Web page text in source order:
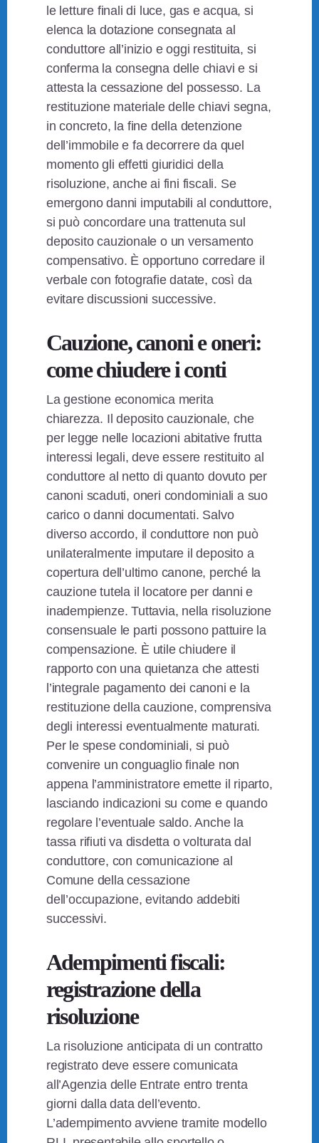
le letture finali di luce, gas e acqua, si
elenca la dotazione consegnata al
conduttore all’inizio e oggi restituita, si
conferma la consegna delle chiavi e si
attesta la cessazione del possesso. La
restituzione materiale delle chiavi segna,
in concreto, la fine della detenzione
dell’immobile e fa decorrere da quel
momento gli effetti giuridici della
risoluzione, anche ai fini fiscali. Se
emergono danni imputabili al conduttore,
si può concordare una trattenuta sul
deposito cauzionale o un versamento
compensativo. È opportuno corredare il
verbale con fotografie datate, così da
evitare discussioni successive.
Cauzione, canoni e oneri:
come chiudere i conti
La gestione economica merita
chiarezza. Il deposito cauzionale, che
per legge nelle locazioni abitative frutta
interessi legali, deve essere restituito al
conduttore al netto di quanto dovuto per
canoni scaduti, oneri condominiali a suo
carico o danni documentati. Salvo
diverso accordo, il conduttore non può
unilateralmente imputare il deposito a
copertura dell’ultimo canone, perché la
cauzione tutela il locatore per danni e
inadempienze. Tuttavia, nella risoluzione
consensuale le parti possono pattuire la
compensazione. È utile chiudere il
rapporto con una quietanza che attesti
l’integrale pagamento dei canoni e la
restituzione della cauzione, comprensiva
degli interessi eventualmente maturati.
Per le spese condominiali, si può
convenire un conguaglio finale non
appena l’amministratore emette il riparto,
lasciando indicazioni su come e quando
regolare l’eventuale saldo. Anche la
tassa rifiuti va disdetta o volturata dal
conduttore, con comunicazione al
Comune della cessazione
dell’occupazione, evitando addebiti
successivi.
Adempimenti fiscali:
registrazione della
risoluzione
La risoluzione anticipata di un contratto
registrato deve essere comunicata
all’Agenzia delle Entrate entro trenta
giorni dalla data dell’evento.
L’adempimento avviene tramite modello